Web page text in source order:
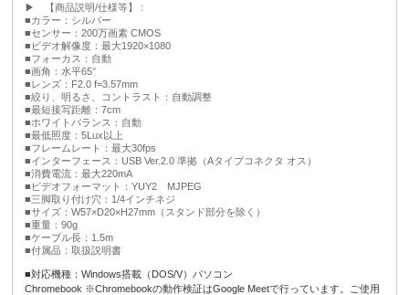
▶ 【商品説明/仕様等】
■カラー：シルバー
■センサー：200万画素 CMOS
■ビデオ解像度：最大1920×1080
■フォーカス：自動
■画角：水平65°
■レンズ：F2.0 f=3.57mm
■絞り、明るさ、コントラスト：自動調整
■最短接写距離：7cm
■ホワイトバランス：自動
■最低照度：5Lux以上
■フレームレート：最大30fps
■インターフェース：USB Ver.2.0 準拠（Aタイプコネクタ オス）
■消費電流：最大220mA
■ビデオフォーマット：YUY2 MJPEG
■三脚取り付け穴：1/4インチネジ
■サイズ：W57×D20×H27mm（スタンド部分を除く）
■重量：90g
■ケーブル長：1.5m
■付属品：取扱説明書
■対応機種：Windows搭載（DOS/V）パソコン
Chromebook ※Chromebookの動作検証はGoogle Meetで行っています。ご使用